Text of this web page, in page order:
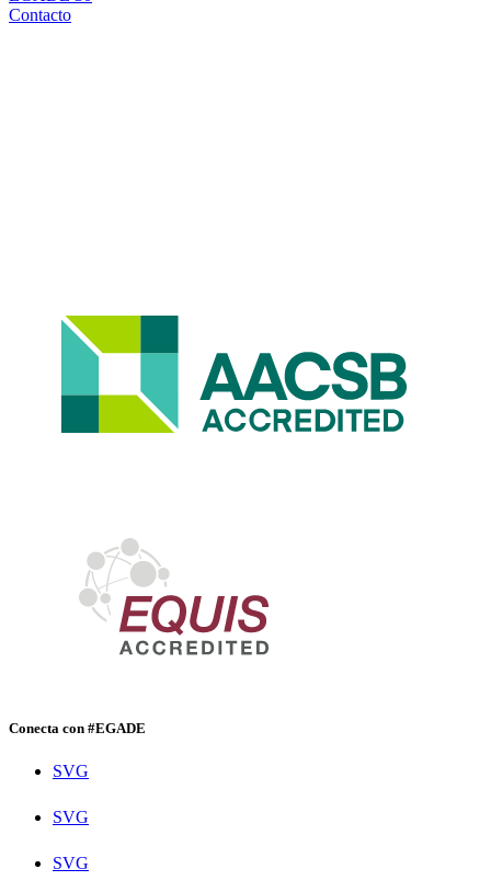
Contacto
Conecta con #EGADE
SVG
SVG
SVG